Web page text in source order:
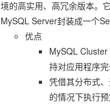
境的高实用、高冗余版本。
MySQL Server封装成一个
优点
MySQL
持对应用程序完
凭借其分布式
的情况下执行预